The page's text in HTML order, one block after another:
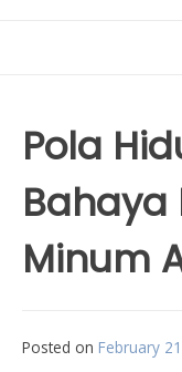
Pola
Bahaya
Minum
Posted on February